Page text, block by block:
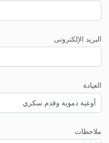
البريد الإلكترونى
العيادة
ملاحظات